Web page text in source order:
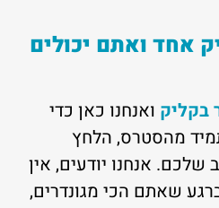
אחד ואתם יכולים
בקליק ואנחנו כאן כדי
מהסטרס, הלחץ
אנחנו יודעים, אין
שאתם הכי מגונדרים,